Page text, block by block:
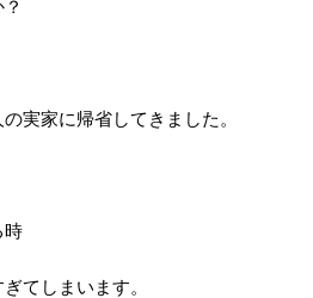
実家に帰省してきました。
時
てしまいます。